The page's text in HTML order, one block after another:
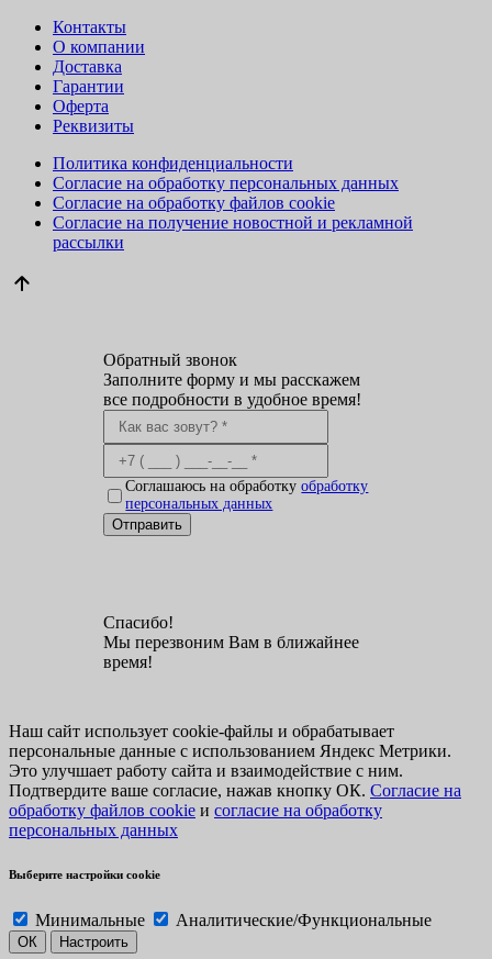
Контакты
О компании
Доставка
Гарантии
Оферта
Реквизиты
Политика конфиденциальности
Согласие на обработку персональных данных
Согласие на обработку файлов cookie
Согласие на получение новостной и рекламной
рассылки
Обратный звонок
Заполните форму и мы расскажем
все подробности в удобное время!
Соглашаюсь на обработкуобработку
персональных данных
Отправить
Спасибо!
Мы перезвоним Вам в ближайнее
время!
Наш сайт использует cookie-файлы и обрабатывает
персональные данные с использованием Яндекс Метрики.
Это улучшает работу сайта и взаимодействие с ним.
Подтвердите ваше согласие, нажав кнопку ОК. Согласие на
обработку файлов cookie и согласие на обработку
персональных данных
Выберите настройки cookie
Минимальные Аналитические/Функциональные
ОК Настроить